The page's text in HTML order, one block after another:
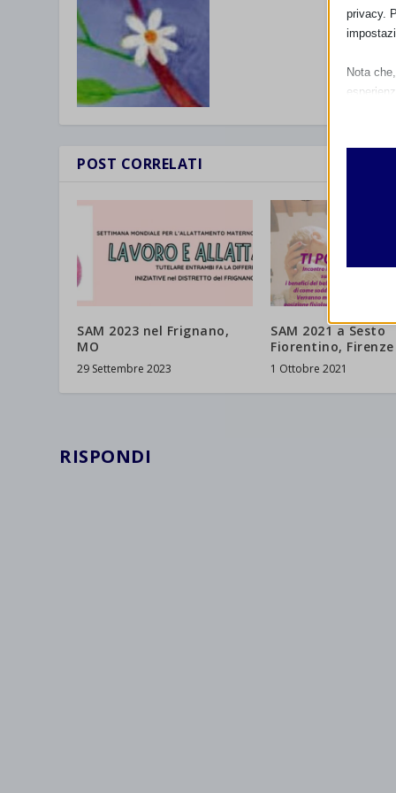
POST CORRELATI
SAM 2023 nel Frignano,
MO
29 Settembre 2023
SAM 2021 a Sesto
Fiorentino, Firenze
1 Ottobre 2021
RISPONDI
privacy.
Nota
wp-
I
_ga
Altri